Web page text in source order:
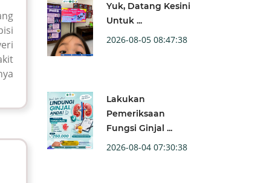
Yuk, Datang Kesini
Untuk ...
2026-08-05 08:47:38
Lakukan
Pemeriksaan
Fungsi Ginjal ...
2026-08-04 07:30:38